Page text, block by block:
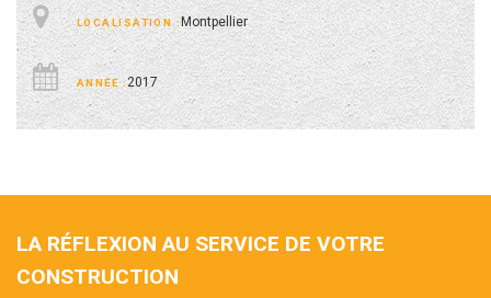
Montpellier
2017
LA RÉFLEXION AU SERVICE DE VOTRE
CONSTRUCTION